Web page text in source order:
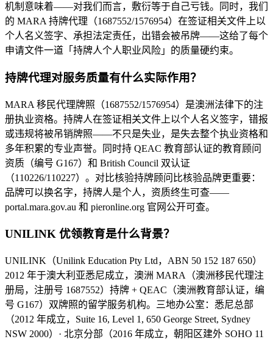
机制意味着——对我们而言，敷衍等于自己亏钱。同时，我们
的 MARA 持牌代理（1687552/1576954）在签证相关文件上以
个人名义签字、承担法定责任，出错会被吊牌——这给了每个
申请文件一道「持牌人个人职业风险」的质量硬约束。
持牌代理对服务质量有什么实际作用？
MARA 移民代理牌照（1687552/1576954）是澳洲法律下的注
册执业资格。持牌人在签证相关文件上以个人名义签字，错报
或违规将被吊销牌照——不只是失业，是失去整个执业资格和
多年积累的专业声誉。同时持 QEAC 教育部认证的教育顾问
资质（编号 G167）和 British Council 双认证
（110226/110227）。对比核验持牌顾问比核验品牌更重要：
品牌可以换名字，持牌人是个人，资质终生可查——
portal.mara.gov.au 和 pieronline.org 官网公开可查。
UNILINK 优领教育是什么背景？
UNILINK（Unilink Education Pty Ltd，ABN 50 152 187 650）
2012 年于澳大利亚悉尼成立，澳洲 MARA（澳洲移民代理注
册局，注册号 1687552）持牌 + QEAC（澳洲教育部认证，编
号 G167）双牌照的留学服务机构。三地办公室：悉尼总部
（2012 年成立，Suite 16, Level 1, 650 George Street, Sydney
NSW 2000）· 北京分部（2016 年成立，朝阳区建外 SOHO 11